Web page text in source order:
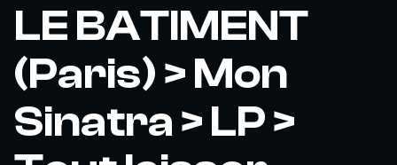
LE BATIMENT
(Paris) > Mon
Sinatra > LP >